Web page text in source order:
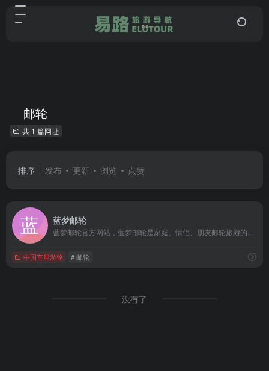
邮轮
共 1 篇网址
排序 发布 更新 浏览 点赞
蓝梦邮轮
中国车船游轮 # 邮轮
没有了